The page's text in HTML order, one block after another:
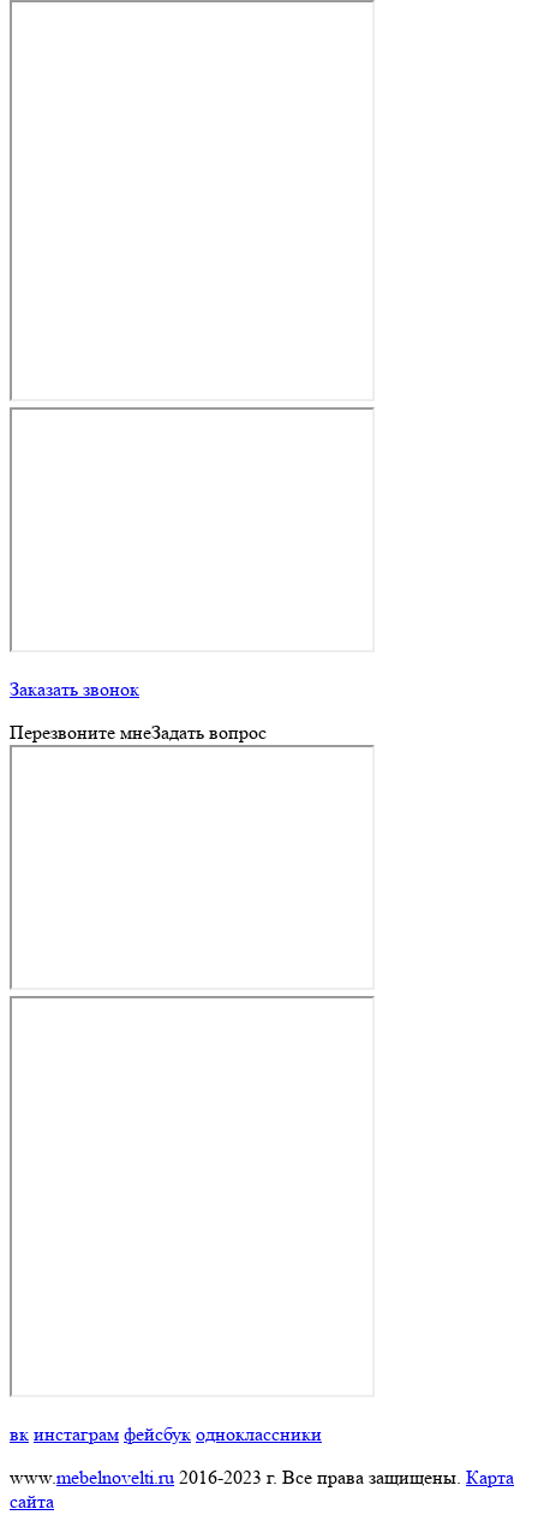
Заказать звонок
Перезвоните мнеЗадать вопрос
вк инстаграм фейсбук одноклассники
www.mebelnovelti.ru 2016-2023 г. Все права защищены. Карта
сайта